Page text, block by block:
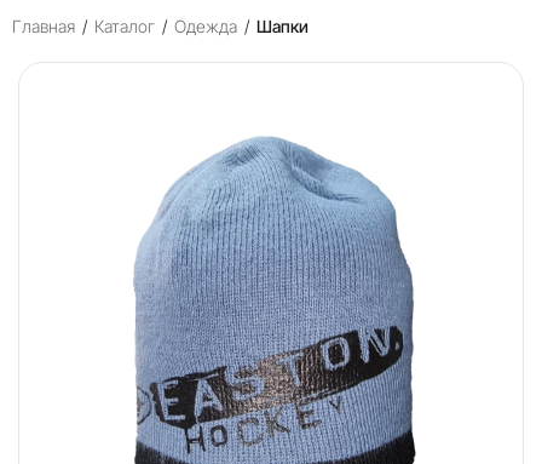
Главная / Каталог / Одежда / Шапки